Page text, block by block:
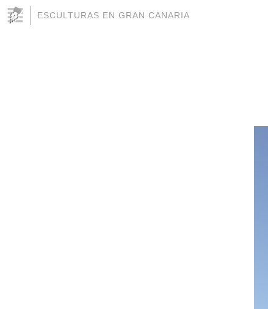
ESCULTURAS EN GRAN CANARIA